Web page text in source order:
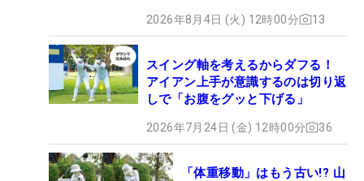
2026年8月4日 (火) 12時00分 13
スイング軸を考えるからダフる！
アイアン上手が意識するのは切り返
しで「お腹をグッと下げる」
2026年7月24日 (金) 12時00分 36
「体重移動」はもう古い!? 山